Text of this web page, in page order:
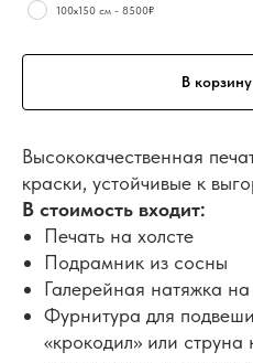
100х150 см - 8500₽
В корзину
Высококачественная
краски, устойчивые к
В стоимость входит:
Печать на холсте
Подрамник из сосны
Галерейная натяжка
Фурнитура для
«крокодил» или струна